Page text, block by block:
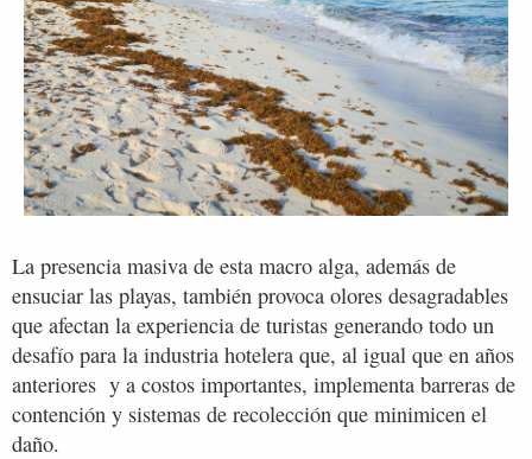
La presencia masiva de esta macro alga, además de
ensuciar las playas, también provoca olores desagradables
que afectan la experiencia de turistas generando todo un
desafío para la industria hotelera que, al igual que en años
anteriores y a costos importantes, implementa barreras de
contención y sistemas de recolección que minimicen el
daño.